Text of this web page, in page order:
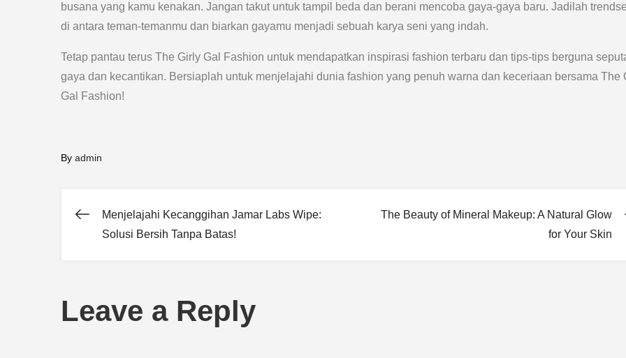
busana yang kamu kenakan. Jangan takut untuk tampil beda dan berani mencoba gaya-gaya baru. Jadilah
di antara teman-temanmu dan biarkan gayamu menjadi sebuah karya seni yang indah.
Tetap pantau terus The Girly Gal Fashion untuk mendapatkan inspirasi fashion terbaru dan tips-tips berguna
gaya dan kecantikan. Bersiaplah untuk menjelajahi dunia fashion yang penuh warna dan keceriaan bersama The
Gal Fashion!
By admin
Post
Menjelajahi Kecanggihan Jamar Labs Wipe:
Solusi Bersih Tanpa Batas!
The Beauty of Mineral Makeup: A Natural Glow
for Your Skin
Leave a Reply